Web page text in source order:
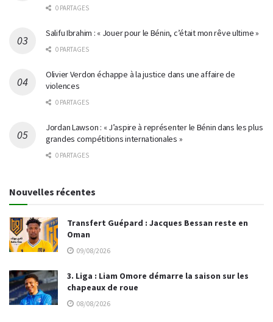
0 PARTAGES
Salifu Ibrahim : « Jouer pour le Bénin, c’était mon rêve ultime »
0 PARTAGES
Olivier Verdon échappe à la justice dans une affaire de
violences
0 PARTAGES
Jordan Lawson : « J’aspire à représenter le Bénin dans les plus
grandes compétitions internationales »
0 PARTAGES
Nouvelles récentes
Transfert Guépard : Jacques Bessan reste en
Oman
09/08/2026
3. Liga : Liam Omore démarre la saison sur les
chapeaux de roue
08/08/2026